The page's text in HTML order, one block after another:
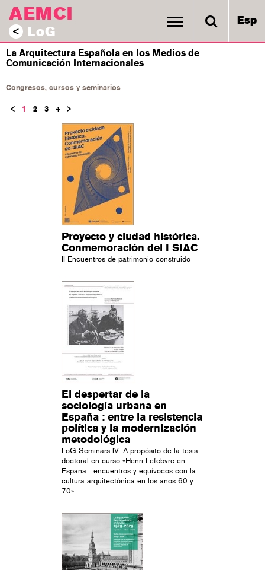
AEMCI
< LoG
Esp
La Arquitectura Española en los Medios de
Comunicación Internacionales
Congresos, cursos y seminarios
1 2 3 4
Proyecto y ciudad histórica.
Conmemoración del I SIAC
II Encuentros de patrimonio construido
El despertar de la
sociología urbana en
España : entre la resistencia
política y la modernización
metodológica
LoG Seminars IV. A propósito de la tesis
doctoral en curso «Henri Lefebvre en
España : encuentros y equívocos con la
cultura arquitectónica en los años 60 y
70»